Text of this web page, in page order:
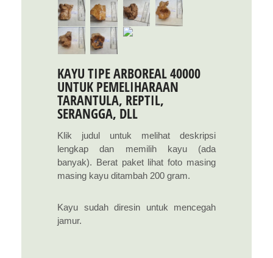
KAYU TIPE ARBOREAL 40000
UNTUK PEMELIHARAAN
TARANTULA, REPTIL,
SERANGGA, DLL
Klik judul untuk melihat deskripsi
lengkap dan memilih kayu (ada
banyak). Berat paket lihat foto masing
masing kayu ditambah 200 gram.
Kayu sudah diresin untuk mencegah
jamur.